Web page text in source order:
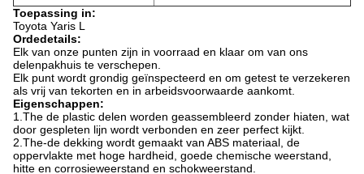
Toepassing in:
Toyota Yaris L
Ordedetails:
Elk van onze punten zijn in voorraad en klaar om van ons
delenpakhuis te verschepen.
Elk punt wordt grondig geïnspecteerd en om getest te verzekeren
als vrij van tekorten en in arbeidsvoorwaarde aankomt.
Eigenschappen:
1.The de plastic delen worden geassembleerd zonder hiaten, wat
door gespleten lijn wordt verbonden en zeer perfect kijkt.
2.The-de dekking wordt gemaakt van ABS materiaal, de
oppervlakte met hoge hardheid, goede chemische weerstand,
hitte en corrosieweerstand en schokweerstand.